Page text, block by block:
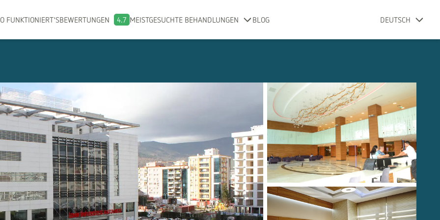
FUNKTIONIERT'SBEWERTUNGEN 4.7 MEISTGESUCHTE BEHANDLUNGEN BLOG DEUTSCH